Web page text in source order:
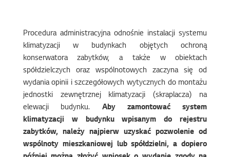
Procedura administracyjna odnośnie instalacji systemu
klimatyzacji w budynkach objętych ochroną
konserwatora zabytków, a także w obiektach
spółdzielczych oraz wspólnotowych zaczyna się od
wydania opinii i szczegółowych wytycznych do montażu
jednostki zewnętrznej klimatyzacji (skraplacza) na
elewacji budynku. Aby zamontować system
klimatyzacji w budynku wpisanym do rejestru
zabytków, należy najpierw uzyskać pozwolenie od
wspólnoty mieszkaniowej lub spółdzielni, a dopiero